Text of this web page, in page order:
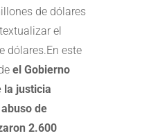
de dólares
el
dólares.En este
el Gobierno
la justicia
de
2.600